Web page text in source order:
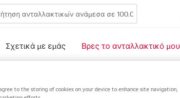
Σχετικά με εμάς Βρες το ανταλλακτικό μου
οχήματός σας
to the storing of cookies on your device to enhance site navigation,